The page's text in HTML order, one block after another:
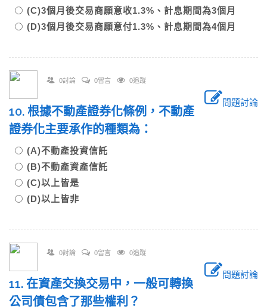
(C)3個月後交易商願意收1.3%、計息期間為3個月
(D)3個月後交易商願意付1.3%、計息期間為4個月
0討論 0留言 0追蹤
問題討論
10. 根據不動產證券化條例，不動產
證券化主要承作的種類為：
(A)不動產投資信託
(B)不動產資產信託
(C)以上皆是
(D)以上皆非
0討論 0留言 0追蹤
問題討論
11. 在資產交換交易中，一般可轉換
公司債包含了那些權利？